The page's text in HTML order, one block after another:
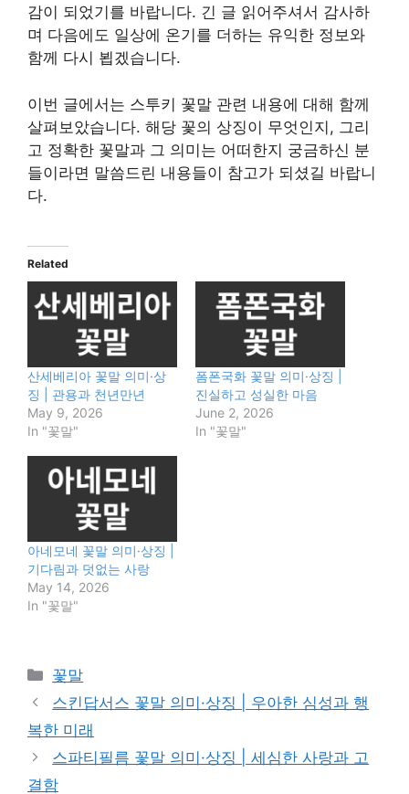
감이 되었기를 바랍니다. 긴 글 읽어주셔서 감사하
며 다음에도 일상에 온기를 더하는 유익한 정보와
함께 다시 뵙겠습니다.
이번 글에서는 스투키 꽃말 관련 내용에 대해 함께
살펴보았습니다. 해당 꽃의 상징이 무엇인지, 그리
고 정확한 꽃말과 그 의미는 어떠한지 궁금하신 분
들이라면 말씀드린 내용들이 참고가 되셨길 바랍니
다.
Related
산세베리아 꽃말 의미·상
징 | 관용과 천년만년
May 9, 2026
In "꽃말"
폼폰국화 꽃말 의미·상징 |
진실하고 성실한 마음
June 2, 2026
In "꽃말"
아네모네 꽃말 의미·상징 |
기다림과 덧없는 사랑
May 14, 2026
In "꽃말"
Categories
꽃말
스킨답서스 꽃말 의미·상징 | 우아한 심성과 행
복한 미래
스파티필름 꽃말 의미·상징 | 세심한 사랑과 고
결함